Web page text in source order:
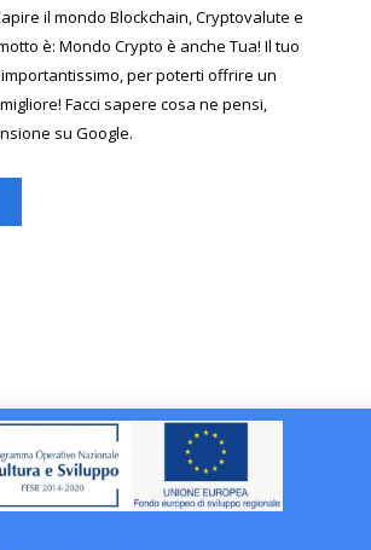
il mondo Blockchain, Cryptovalute e
è: Mondo Crypto è anche Tua! Il tuo
per poterti offrire un
Facci sapere cosa ne pensi,
su Google.